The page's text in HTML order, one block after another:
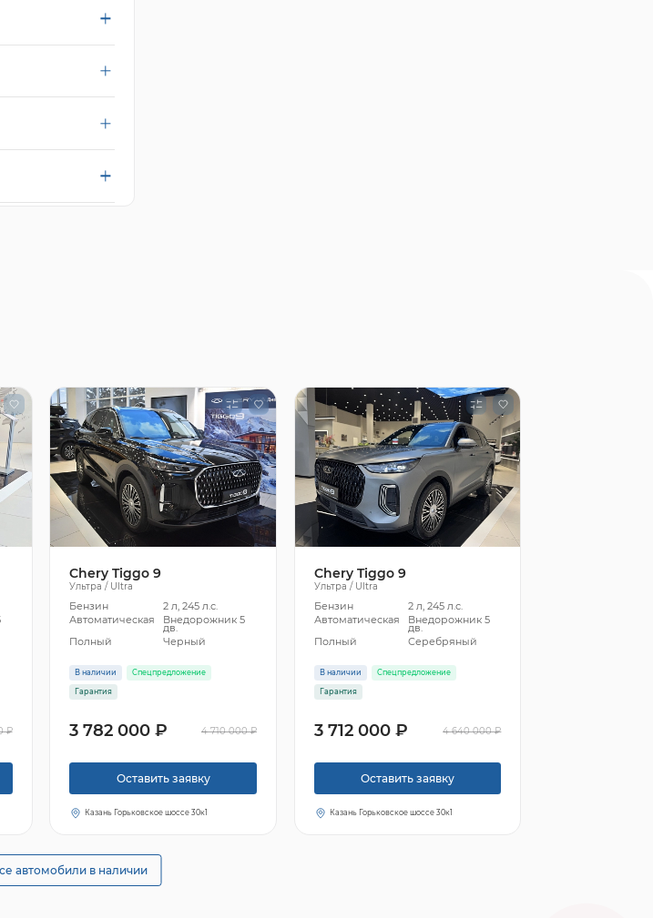
₽
Chery Tiggo 9
Ультра / Ultra
Бензин
2 л, 245 л.с.
Автоматическая
Внедорожник 5
дв.
Полный
Черный
В наличии Спецпредложение
Гарантия
3 782 000 ₽ 4 710 000 ₽
Оставить заявку
Казань Горьковское шоссе 30к1
Chery Tiggo 9
Ультра / Ultra
Бензин
2 л, 245 л.с.
Автоматическая
Внедорожник 5
дв.
Полный
Серебряный
В наличии Спецпредложение
Гарантия
3 712 000 ₽ 4 640 000 ₽
Оставить заявку
Казань Горьковское шоссе 30к1
автомобили в наличии